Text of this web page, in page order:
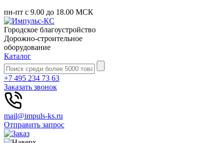
пн-пт с 9.00 до 18.00 МСК
Городское благоустройство
Дорожно-строительное
оборудование
Каталог
+7 495 234 73 63
Заказать звонок
mail@impuls-ks.ru
Отправить запрос